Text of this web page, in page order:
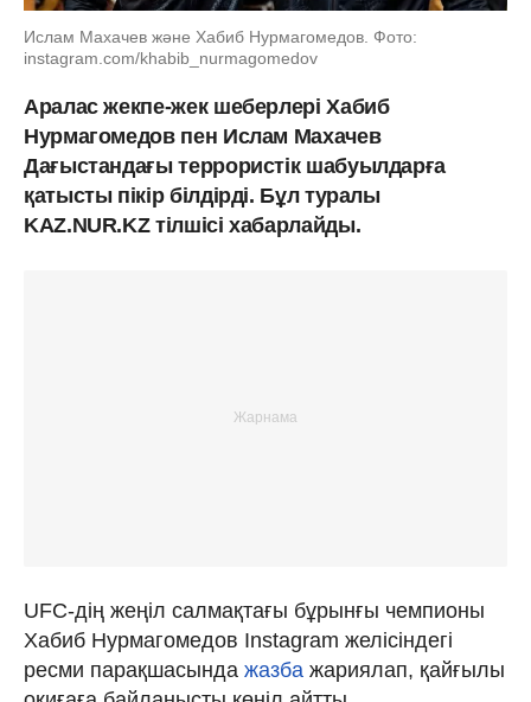
Ислам Махачев және Хабиб Нурмагомедов. Фото:
instagram.com/khabib_nurmagomedov
Аралас жекпе-жек шеберлері Хабиб
Нурмагомедов пен Ислам Махачев
Дағыстандағы террористік шабуылдарға
қатысты пікір білдірді. Бұл туралы
KAZ.NUR.KZ тілшісі хабарлайды.
UFC-дің жеңіл салмақтағы бұрынғы чемпионы
Хабиб Нурмагомедов Instagram желісіндегі
ресми парақшасында жазба жариялап, қайғылы